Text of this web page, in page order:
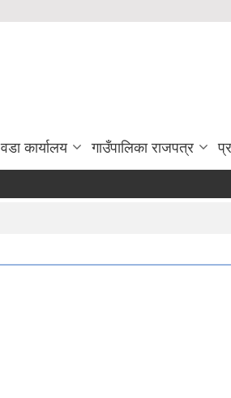
वडा कार्यालय गाउँपालिका राजपत्र